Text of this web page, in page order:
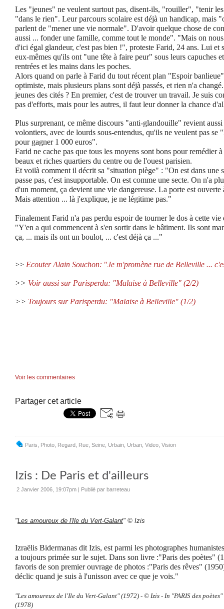
Les "jeunes" ne veulent surtout pas, disent-ils, "rouiller", "tenir
"dans le rien". Leur parcours scolaire est déjà un handicap, mais
parlent de "mener une vie normale". D'avoir quelque chose de
aussi ... fonder une famille, comme tout le monde". "Mais on
d'ici égal glandeur, c'est pas bien !", proteste Farid, 24 ans. Lui et
eux-mêmes qu'ils ont "une tête à faire peur" sous leurs capuches
rentrées et les mains dans les poches.
Alors quand on parle à Farid du tout récent plan "Espoir
optimiste, mais plusieurs plans sont déjà passés, et rien n'a
jeunes des cités ? En premier, c'est de trouver un travail. Je suis
pas d'efforts, mais pour les autres, il faut leur donner la chance
Plus surprenant, ce même discours "anti-glandouille" revient
volontiers, avec de lourds sous-entendus, qu'ils ne veulent pas se
pour gagner 1 000 euros".
Farid ne cache pas que tous les moyens sont bons pour remédier
beaux et riches quartiers du centre ou de l'ouest parisien.
Et voilà comment il décrit sa "situation piège" : "On est dans une
passe pas, c'est insupportable. On est comme une secte. On n'a
d'un moment, ça devient une vie dangereuse. La porte est
Mais attention ... là j'explique, je ne légitime pas."
Finalement Farid n'a pas perdu espoir de tourner le dos à cette vie
"Y'en a qui commencent à s'en sortir dans le bâtiment. Ils sont
ça, ... mais ils ont un boulot, ... c'est déjà ça ..."
>> Ecouter Alain Souchon: "Je m'promène rue de Belleville ...
>> Voir aussi sur Parisperdu: "Malaise à Belleville" (2/2)
>> Toujours sur Parisperdu: "Malaise à Belleville" (1/2)
Voir les commentaires
Partager cet article
Paris Photo Regard Rue Seine Urbain Urban Video Vision
Izis : De Paris et d'ailleurs
2 Janvier 2006, 19:07pm | Publié par barreteau
"Les amoureux de l'Ile du Vert-Galant" © Izis
Izraëlis Bidermanas dit Izis, est parmi les photographes
a toujours primée sur le sujet. Dans son livre :"Paris des poètes"
favoris de son premier ouvrage de photos :"Paris des rêves"
déclic quand je suis à l'unisson avec ce que je vois."
"Les amoureux de l'Ile du Vert-Galant" (1972) - © Izis - In "PARIS des
(1978)